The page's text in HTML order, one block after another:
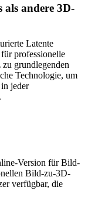
andere 3D-
Latente
professionelle
grundlegenden
Technologie, um
jeder
Version für Bild-
Bild-zu-3D-
verfügbar, die